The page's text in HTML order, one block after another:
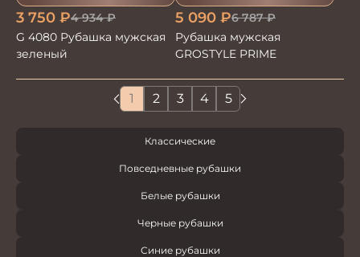
3 750 ₽4 934₽
G 4080 Рубашка мужская
зеленый
5 090 ₽6 787₽
Рубашка мужская
GROSTYLE PRIME
1 2 3 4 5
Классические
Повседневные рубашки
Белые рубашки
Черные рубашки
Синие рубашки